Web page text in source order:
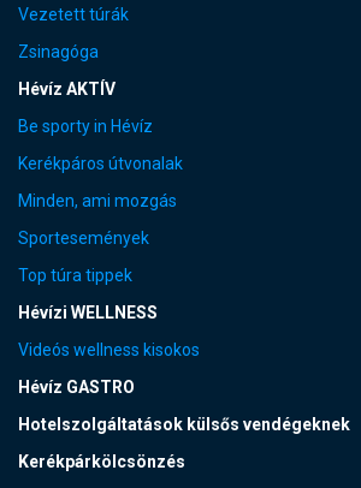
Vezetett túrák
Zsinagóga
Hévíz AKTÍV
Be sporty in Hévíz
Kerékpáros útvonalak
Minden, ami mozgás
Sportesemények
Top túra tippek
Hévízi WELLNESS
Videós wellness kisokos
Hévíz GASTRO
Hotelszolgáltatások külsős vendégeknek
Kerékpárkölcsönzés